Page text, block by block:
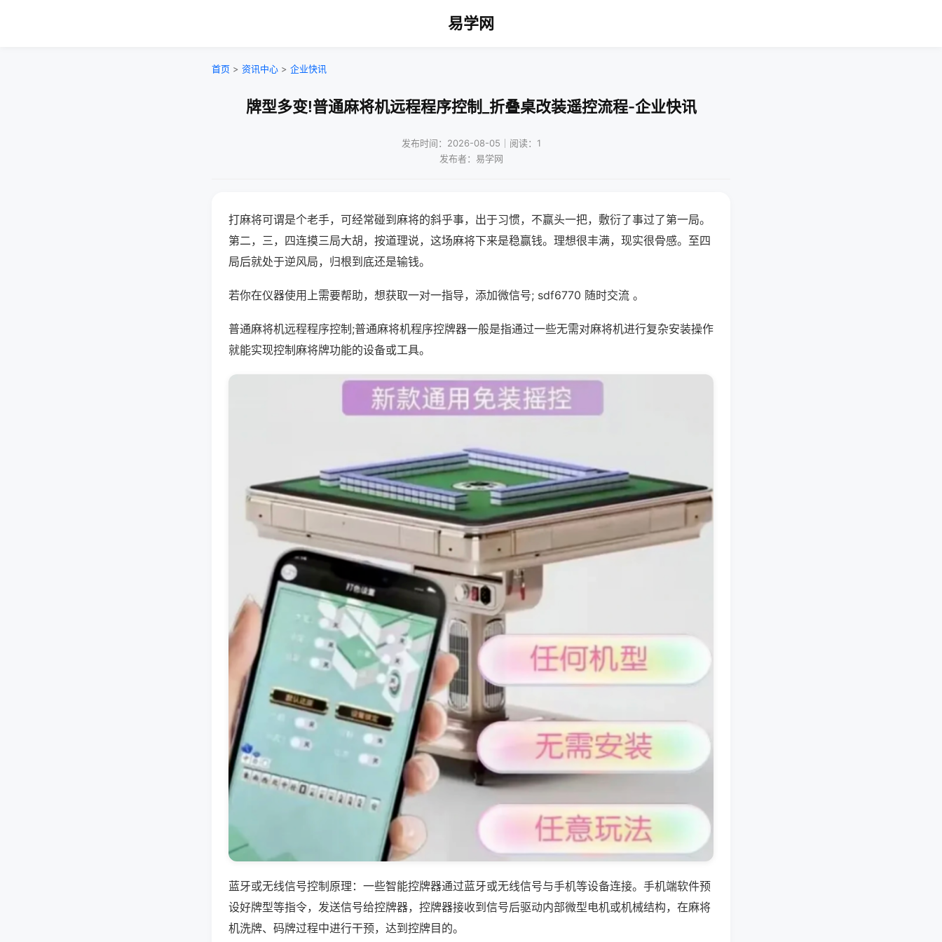
易学网
首页 > 资讯中心 > 企业快讯
牌型多变!普通麻将机远程程序控制_折叠桌改装遥控流程-企业快讯
发布时间：2026-08-05｜阅读：1
发布者：易学网
打麻将可谓是个老手，可经常碰到麻将的斜乎事，出于习惯，不赢头一把，敷衍了事过了第一局。
第二，三，四连摸三局大胡，按道理说，这场麻将下来是稳赢钱。理想很丰满，现实很骨感。至四
局后就处于逆风局，归根到底还是输钱。
若你在仪器使用上需要帮助，想获取一对一指导，添加微信号; sdf6770 随时交流 。
普通麻将机远程程序控制;普通麻将机程序控牌器一般是指通过一些无需对麻将机进行复杂安装操作
就能实现控制麻将牌功能的设备或工具。
蓝牙或无线信号控制原理：一些智能控牌器通过蓝牙或无线信号与手机等设备连接。手机端软件预
设好牌型等指令，发送信号给控牌器，控牌器接收到信号后驱动内部微型电机或机械结构，在麻将
机洗牌、码牌过程中进行干预，达到控牌目的。